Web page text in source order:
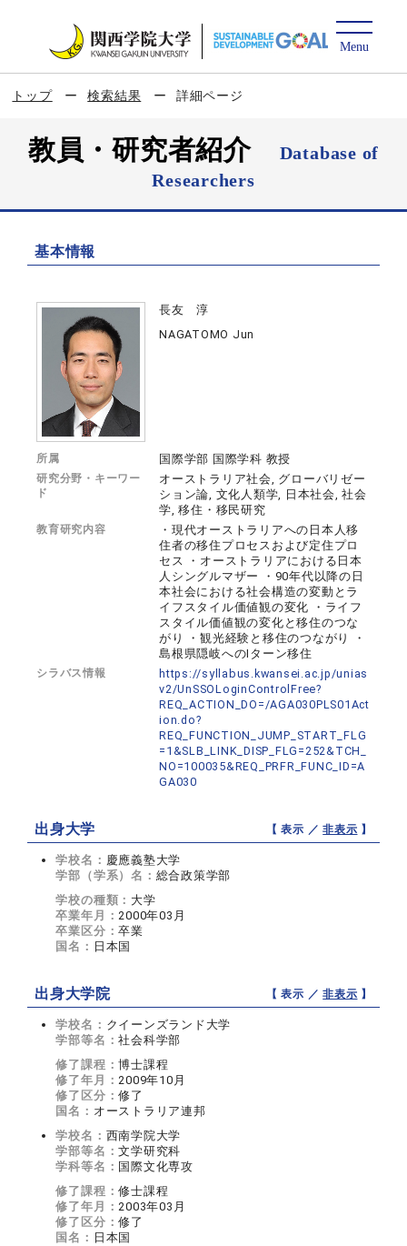
トップ 検索結果 詳細ページ
教員・研究者紹介
Database of
Researchers
基本情報
長友 淳
NAGATOMO Jun
所属 国際学部 国際学科 教授
研究分野・キーワー
ド
オーストラリア社会, グローバリゼー
ション論, 文化人類学, 日本社会, 社会
学, 移住・移民研究
教育研究内容
・現代オーストラリアへの日本人移
住者の移住プロセスおよび定住プロ
セス ・オーストラリアにおける日本
人シングルマザー ・90年代以降の日
本社会における社会構造の変動とラ
イフスタイル価値観の変化 ・ライフ
スタイル価値観の変化と移住のつな
がり ・観光経験と移住のつながり ・
島根県隠岐へのIターン移住
シラバス情報
https://syllabus.kwansei.ac.jp/unias
v2/UnSSOLoginControlFree?
REQ_ACTION_DO=/AGA030PLS01Act
ion.do?
REQ_FUNCTION_JUMP_START_FLG
=1&SLB_LINK_DISP_FLG=252&TCH_
NO=100035&REQ_PRFR_FUNC_ID=A
GA030
出身大学 【 表示 ／非表示 】
学校名： 慶應義塾大学
学部（学系）名： 総合政策学部
学校の種類： 大学
卒業年月：2000年03月
卒業区分：卒業
国名： 日本国
出身大学院 【 表示 ／非表示 】
学校名： クイーンズランド大学
学部等名：社会科学部
修了課程：博士課程
修了年月：2009年10月
修了区分：修了
国名： オーストラリア連邦
学校名： 西南学院大学
学部等名：文学研究科
学科等名： 国際文化専攻
修了課程：修士課程
修了年月：2003年03月
修了区分：修了
国名： 日本国